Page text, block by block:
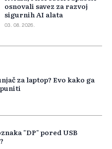
osnovali savez za razvoj
sigurnih AI alata
03. 08. 2026.
za laptop? Evo kako ga
"DP" pored USB